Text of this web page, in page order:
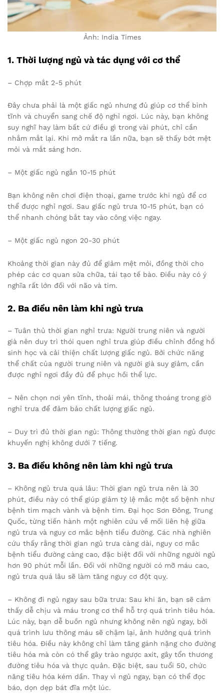
Ảnh: India Times
1. Thời lượng ngủ và tác dụng với cơ thể
– Chợp mắt 2-5 phút
Đây chưa phải là một giấc ngủ nhưng đủ giúp cơ thể bình
tĩnh và chuyển sang chế độ nghỉ ngơi. Lúc này, bạn không
suy nghĩ hay làm bất cứ điều gì trong vài phút, chỉ cần
nhắm mắt lại. Khi mở mắt ra lần nữa, bạn sẽ thấy bớt mệt
mỏi và mắt sáng hơn.
– Một giấc ngủ ngắn 10-15 phút
Bạn không nên chơi điện thoại, game trước khi ngủ để cơ
thể được nghỉ ngơi. Sau giấc ngủ trưa 10-15 phút, bạn có
thể nhanh chóng bắt tay vào công việc ngay.
– Một giấc ngủ ngon 20-30 phút
Khoảng thời gian này đủ để giảm mệt mỏi, đồng thời cho
phép các cơ quan sửa chữa, tái tạo tế bào. Điều này có ý
nghĩa rất lớn đối với não và tim.
2. Ba điều nên làm khi ngủ trưa
– Tuân thủ thời gian nghỉ trưa: Người trung niên và người
già nên duy trì thói quen nghỉ trưa giúp điều chỉnh đồng hồ
sinh học và cải thiện chất lượng giấc ngủ. Bởi chức năng
thể chất của người trung niên và người già suy giảm, cần
được nghỉ ngơi đầy đủ để phục hồi thể lực.
– Nên chọn nơi yên tĩnh, thoải mái, thông thoáng trong giờ
nghỉ trưa để đảm bảo chất lượng giấc ngủ.
– Duy trì đủ thời gian ngủ: Thông thường thời gian ngủ được
khuyến nghị không dưới 7 tiếng.
3. Ba điều không nên làm khi ngủ trưa
– Không ngủ trưa quá lâu: Thời gian ngủ trưa nên là 30
phút, điều này có thể giúp giảm tỷ lệ mắc một số bệnh như
bệnh tim mạch vành và bệnh tim. Đại học Sơn Đông, Trung
Quốc, từng tiến hành một nghiên cứu về mối liên hệ giữa
ngủ trưa và nguy cơ mắc bệnh tiểu đường. Các nhà nghiên
cứu thấy rằng thời gian ngủ trưa càng dài, nguy cơ mắc
bệnh tiểu đường càng cao, đặc biệt đối với những người ngủ
hơn 90 phút mỗi lần. Đối với những người có mỡ máu cao,
ngủ trưa quá lâu sẽ làm tăng nguy cơ đột quỵ.
– Không đi ngủ ngay sau bữa trưa: Sau khi ăn, bạn sẽ cảm
thấy dễ chịu và máu trong cơ thể hỗ trợ quá trình tiêu hóa.
Lúc này, bạn dễ buồn ngủ nhưng không nên ngủ ngay, bởi
quá trình lưu thông máu sẽ chậm lại, ảnh hưởng quá trình
tiêu hóa. Điều này không chỉ làm tăng gánh nặng cho đường
tiêu hóa mà còn có thể gây trào ngược axit, gây tổn thương
đường tiêu hóa và thực quản. Đặc biệt, sau tuổi 50, chức
năng tiêu hóa kém dần. Thay vì ngủ ngay, bạn có thể đọc
báo, dọn dẹp bát đĩa một lúc.